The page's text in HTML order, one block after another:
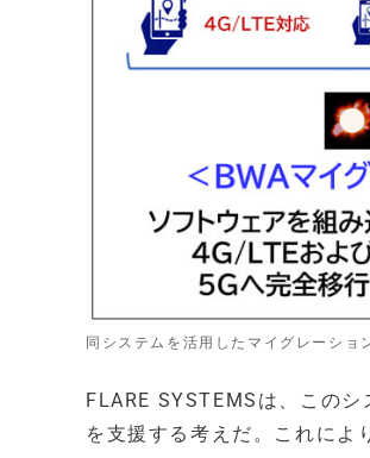
同システムを活用したマイグレーショ
FLARE SYSTEMSは、この
を支援する考えだ。これによ